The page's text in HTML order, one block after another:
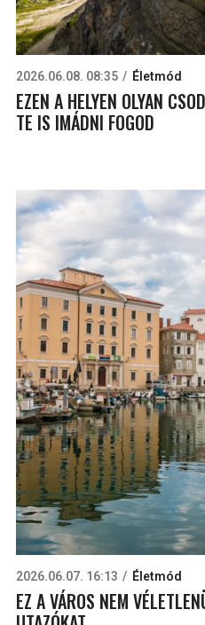
2026.06.08. 08:35 Életmód
EZEN A HELYEN OLYAN
TE IS IMÁDNI FOGOD
2026.06.07. 16:13 Életmód
EZ A VÁROS NEM